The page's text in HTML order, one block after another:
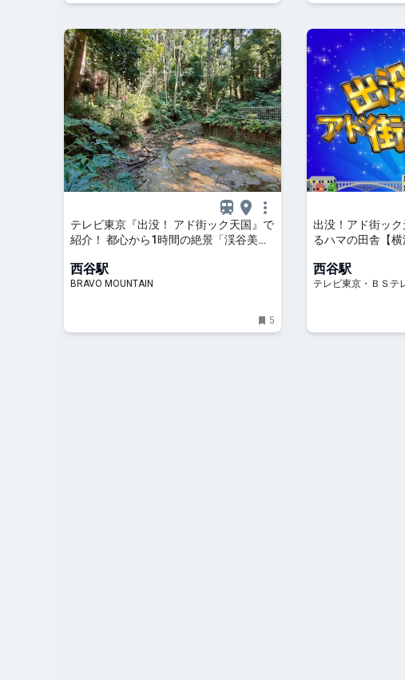
テレビ東京『出没！ アド街ック天国』で
紹介！ 都心から1時間の絶景「渓谷美＆
策レポ「横浜市保土ヶ谷区西谷」｜アク
ティビティ｜レポート｜BRAVO
西谷駅
BRAVO MOUNTAIN
5
出没！アド街ッ
るハマの田舎【
ジ | テレビ東京・
西谷駅
テレビ東京・ＢＳテ